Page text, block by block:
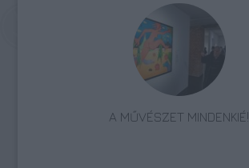
A MŰVÉSZET MINDENKIÉ!